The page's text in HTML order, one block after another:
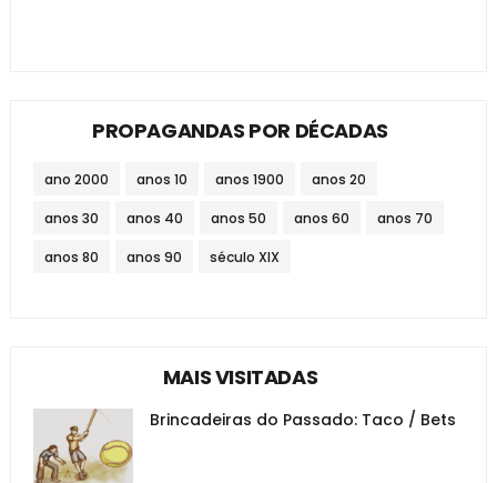
PROPAGANDAS POR DÉCADAS
ano 2000 anos 10 anos 1900 anos 20
anos 30 anos 40 anos 50 anos 60 anos 70
anos 80 anos 90 século XIX
MAIS VISITADAS
Brincadeiras do Passado: Taco / Bets